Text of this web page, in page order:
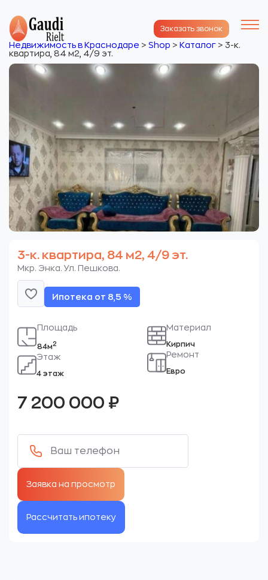
Заказать звонок
Недвижимость в Краснодаре > Shop > Каталог > 3-к.
квартира, 84 м2, 4/9 эт.
3-к. квартира, 84 м2, 4/9 эт.
Мкр. Энка. Ул. Пешкова.
Ипотека от 8,5 %
Площадь
84м2
Этаж
4 этаж
Материал
Кирпич
Ремонт
Евро
7 200 000 ₽
Рассчитать ипотеку